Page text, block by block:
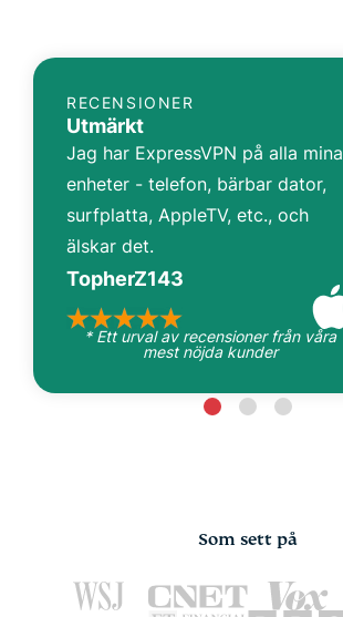
RECENSIONER
Utmärkt
Jag har ExpressVPN på alla mina
enheter - telefon, bärbar dator,
surfplatta, AppleTV, etc., och
älskar det.
TopherZ143
* Ett urval av recensioner från våra
mest nöjda kunder
Som sett på